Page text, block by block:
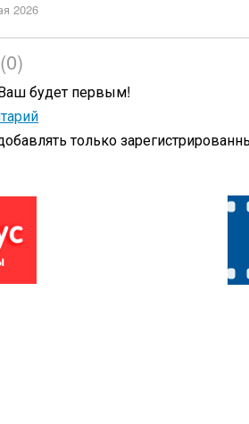
2026
будет первым!
только